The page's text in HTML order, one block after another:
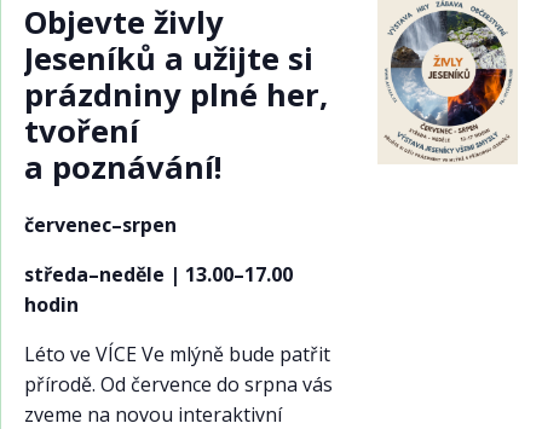
Objevte živly
Jeseníků a užijte si
prázdniny plné her,
tvoření
a poznávání!
červenec–srpen
středa–neděle | 13.00–17.00
hodin
Léto ve VÍCE Ve mlýně bude patřit
přírodě. Od července do srpna vás
zveme na novou interaktivní